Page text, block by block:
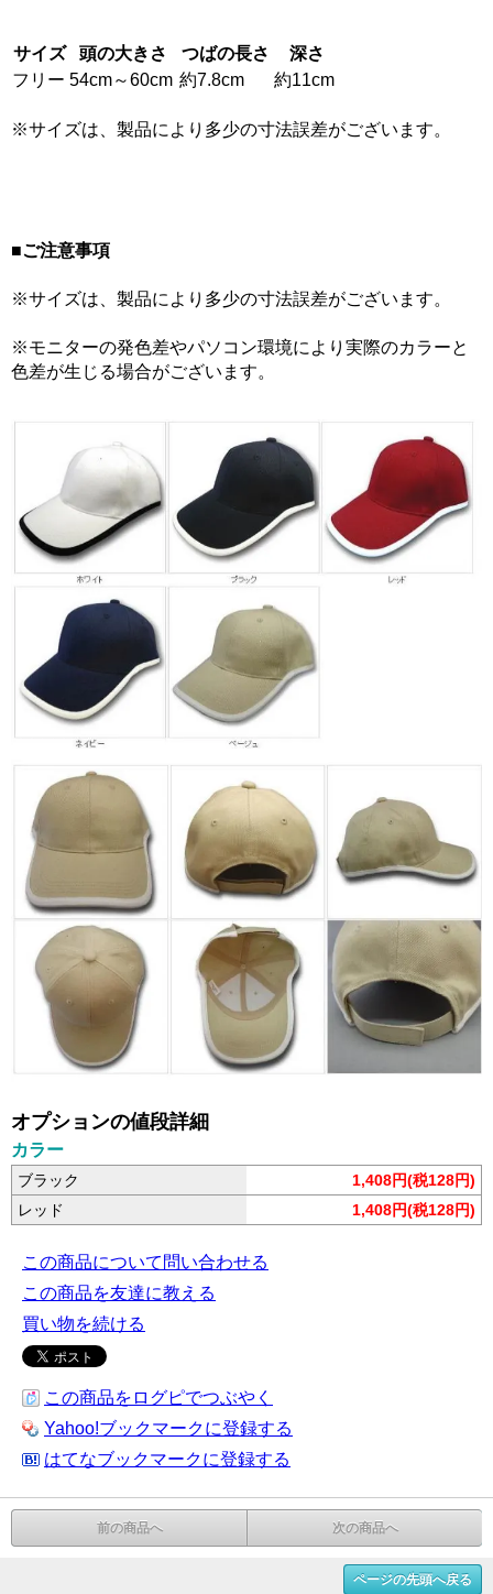
サイズ 頭の大きさ つばの長さ
深さ
フリー 54cm～60cm 約7.8cm 約11cm
※サイズは、製品により多少の寸法誤差がございます。
■ご注意事項
※サイズは、製品により多少の寸法誤差がございます。
※モニターの発色差やパソコン環境により実際のカラーと
色差が生じる場合がございます。
オプションの値段詳細
カラー
ブラック
1,408円(税128円)
レッド
1,408円(税128円)
この商品について問い合わせる
この商品を友達に教える
買い物を続ける
この商品をログピでつぶやく
Yahoo!ブックマークに登録する
はてなブックマークに登録する
前の商品へ 次の商品へ
ページの先頭へ戻る